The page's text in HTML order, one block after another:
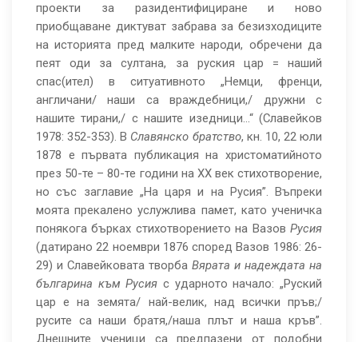
проекти за разидентифициране и ново
приобщаване диктуват забрава за безизходиците
на историята пред малките народи, обречени да
пеят оди за султана, за руския цар = наший
спас(ител) в ситуативното „Немци, френци,
англичани/ наши са враждебници,/ дружни с
нашите тирани,/ с нашите изедници…“ (Славейков
1978: 352-353). В Славянско братство, кн. 10, 22 юли
1878 е първата публикация на христоматийното
през 50-те – 80-те години на ХХ век стихотворение,
но със заглавие „На царя и на Русия”. Въпреки
моята прекалено услужлива памет, като ученичка
понякога бърках стихотворението на Вазов Русия
(датирано 22 ноември 1876 според Вазов 1986: 26-
29) и Славейковата творба Вярата и надеждата на
българина към Русия с ударното начало: „Руский
цар е на земята/ най-велик, над всички пръв;/
русите са наши братя,/наша плът и наша кръв”.
Днешните ученици са предпазени от подобни